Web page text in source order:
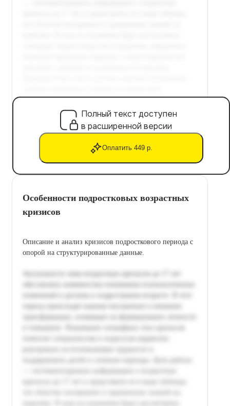
Полный текст доступен
в расширенной версии
Оплатить 449 р.
Особенности подростковых возрастных
кризисов
Описание и анализ кризисов подросткового периода с
опорой на структурированные данные.